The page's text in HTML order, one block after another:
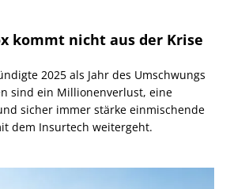
kommt nicht aus der Krise
2025 als Jahr des Umschwungs
sind ein Millionenverlust, eine
sicher immer stärke einmischende
dem Insurtech weitergeht.